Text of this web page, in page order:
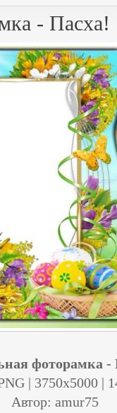
- Пасха!
фоторамка -
| 3750x5000 |
Автор: amur75